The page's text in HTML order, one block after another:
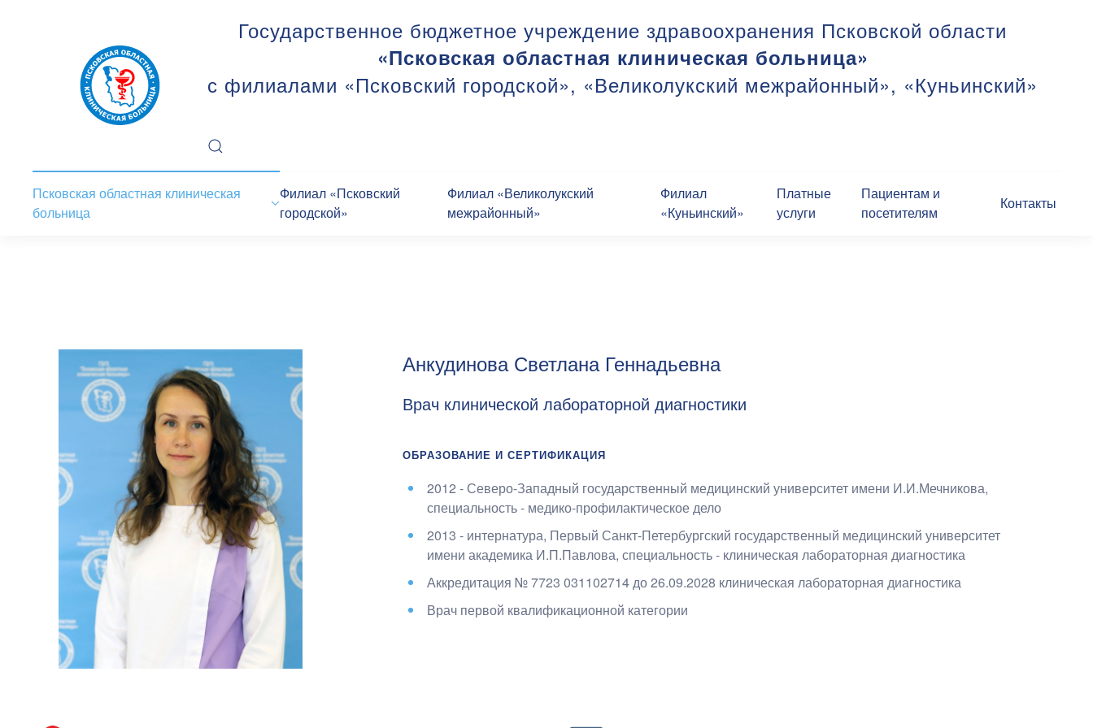
Государственное бюджетное учреждение здравоохранения Псковской области
«Псковская областная клиническая больница»
с филиалами «Псковский городской», «Великолукский межрайонный», «Куньинский»
Псковская областная клиническая
больница
Филиал «Псковский
городской»
Филиал «Великолукский
межрайонный»
Филиал
«Куньинский»
Платные
услуги
Пациентам и
посетителям
Контакты
Анкудинова Светлана Геннадьевна
Врач клинической лабораторной диагностики
ОБРАЗОВАНИЕ И СЕРТИФИКАЦИЯ
2012 - Северо-Западный государственный медицинский университет имени И.И.Мечникова,
специальность - медико-профилактическое дело
2013 - интернатура, Первый Санкт-Петербургский государственный медицинский университет
имени академика И.П.Павлова, специальность - клиническая лабораторная диагностика
Аккредитация № 7723 031102714 до 26.09.2028 клиническая лабораторная диагностика
Врач первой квалификационной категории